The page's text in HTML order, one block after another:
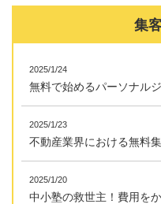
集
2025/1/24
無料で始めるパーソナル
2025/1/23
不動産業界における無料
2025/1/20
中小塾の救世主！費用を